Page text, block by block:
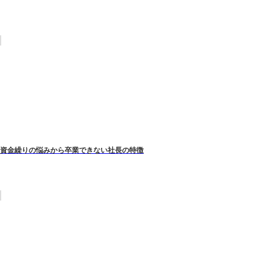
資金繰りの悩みから卒業できない社長の特徴